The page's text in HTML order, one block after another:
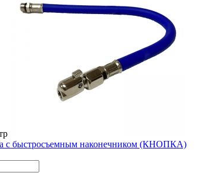
с быстросъемным наконечником (КНОПКА)